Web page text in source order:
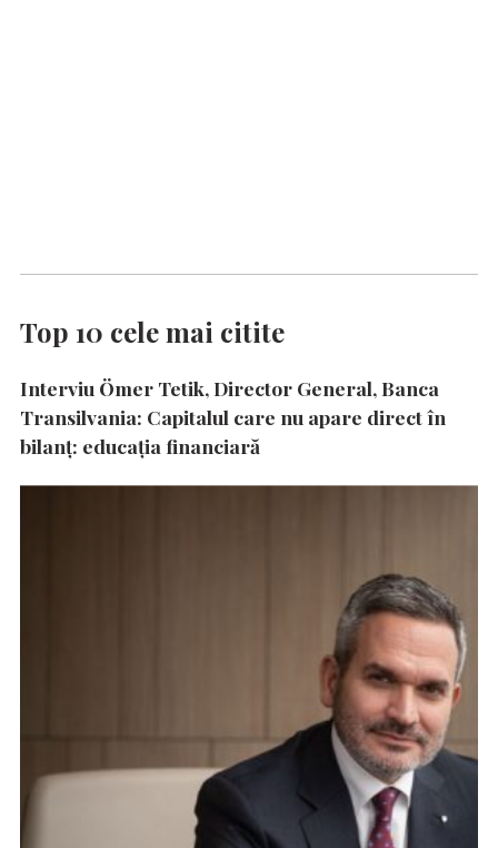
Top 10 cele mai citite
Interviu Ömer Tetik, Director General, Banca
Transilvania: Capitalul care nu apare direct în
bilanț: educația financiară